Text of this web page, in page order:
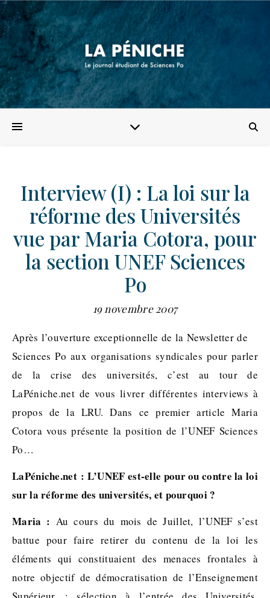
Interview (I) : La loi sur la
réforme des Universités
vue par Maria Cotora, pour
la section UNEF Sciences
Po
19 novembre 2007
Après l’ouverture exceptionnelle de la Newsletter de
Sciences Po aux organisations syndicales pour parler
de la crise des universités, c’est au tour de
LaPéniche.net de vous livrer différentes interviews à
propos de la LRU. Dans ce premier article Maria
Cotora vous présente la position de l’UNEF Sciences
Po…
LaPéniche.net : L’UNEF est-elle pour ou contre la loi
sur la réforme des universités, et pourquoi ?
Maria : Au cours du mois de Juillet, l’UNEF s’est
battue pour faire retirer du contenu de la loi les
éléments qui constituaient des menaces frontales à
notre objectif de démocratisation de l’Enseignement